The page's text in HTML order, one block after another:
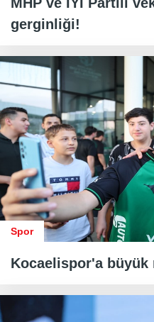
gerginliği!
Spor
Kocaelispor'a büyük